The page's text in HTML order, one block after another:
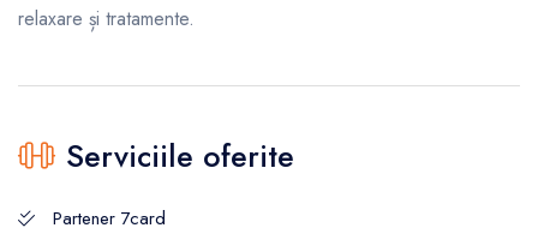
relaxare și tratamente.
Serviciile oferite
Partener 7card